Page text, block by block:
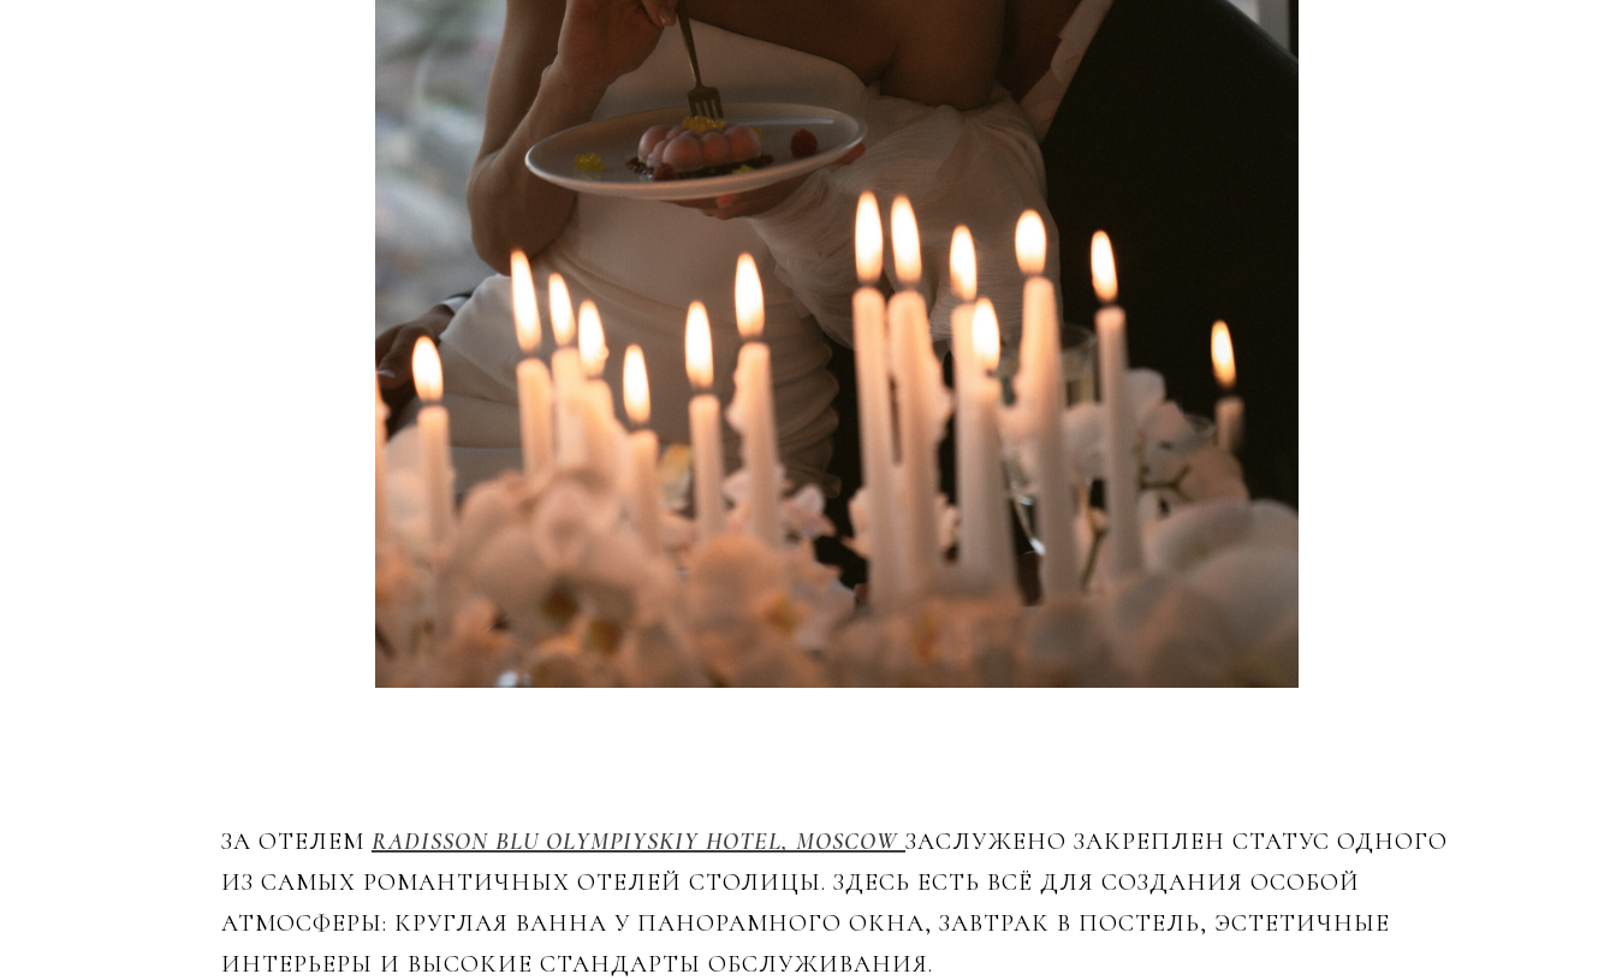
ЗА ОТЕЛЕМ RADISSON BLU OLYMPIYSKIY HOTEL, MOSCOW ЗАСЛУЖЕНО ЗАКРЕПЛЕН СТАТУС ОДНОГО
ИЗ САМЫХ РОМАНТИЧНЫХ ОТЕЛЕЙ СТОЛИЦЫ. ЗДЕСЬ ЕСТЬ ВСЁ ДЛЯ СОЗДАНИЯ ОСОБОЙ
АТМОСФЕРЫ: КРУГЛАЯ ВАННА У ПАНОРАМНОГО ОКНА, ЗАВТРАК В ПОСТЕЛЬ, ЭСТЕТИЧНЫЕ
ИНТЕРЬЕРЫ И ВЫСОКИЕ СТАНДАРТЫ ОБСЛУЖИВАНИЯ.